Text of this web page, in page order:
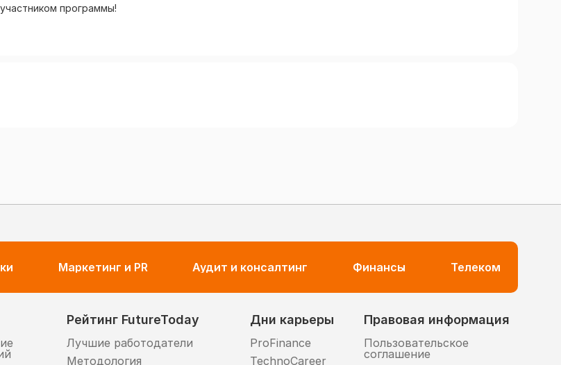
программы!
Маркетинг и PR Аудит и консалтинг Финансы Телеком
Рейтинг FutureToday
Лучшие работодатели
Методология
Дни карьеры
ProFinance
TechnoCareer
Правовая информация
Пользовательское
соглашение